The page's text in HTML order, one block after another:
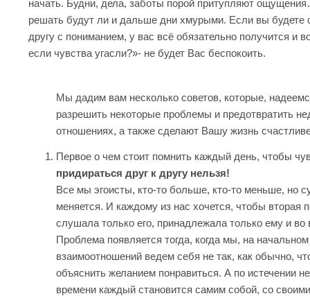
начать. Будни, дела, заботы порой притупляют
решать будут ли и дальше дни хмурыми. Если вы будете
другу с пониманием, у вас всё обязательно получится и
если чувства угасли?»- не будет Вас беспокоить.
Мы дадим вам несколько советов, которые,
разрешить некоторые проблемы и предотвратить
отношениях, а также сделают Вашу жизнь
Первое о чем стоит помнить каждый день, чтобы
придираться друг к другу нельзя!
Все мы эгоисты, кто-то больше, кто-то меньше, но
меняется. И каждому из нас хочется, чтобы вторая
слушала только его, принадлежала только ему и во
Проблема появляется тогда, когда мы, на
взаимоотношений ведем себя не так, как обычно,
объяснить желанием понравиться. А по истечении
времени каждый становится самим собой, со